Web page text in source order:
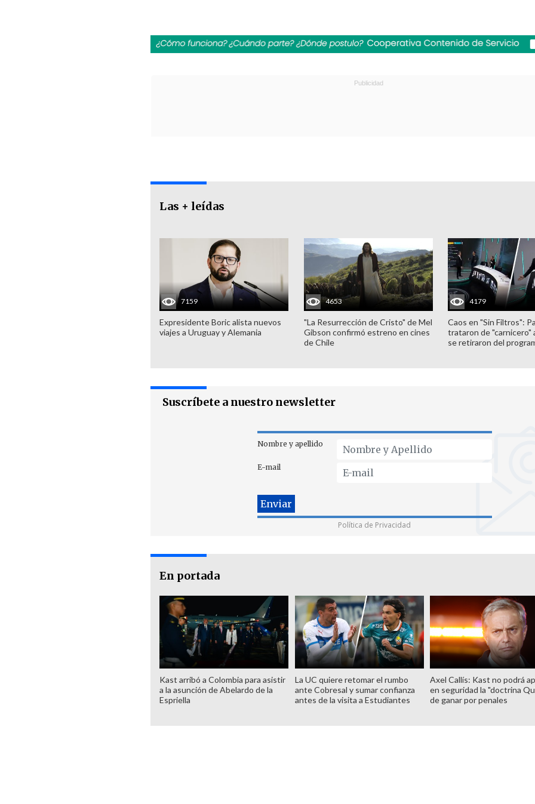
Las + leídas
7159
Expresidente Boric alista nuevos
viajes a Uruguay y Alemania
4653
"La Resurrección de Cristo" de Mel
Gibson confirmó estreno en cines
de Chile
4179
Caos en "Sin Filtros":
trataron de "carnicero"
se retiraron del
Suscríbete a nuestro newsletter
Nombre y apellido
E-mail
Política de Privacidad
En portada
Kast arribó a Colombia para asistir
a la asunción de Abelardo de la
Espriella
La UC quiere retomar el rumbo
ante Cobresal y sumar confianza
antes de la visita a Estudiantes
Axel Callís: Kast no podrá
en seguridad la "doctrina
de ganar por penales